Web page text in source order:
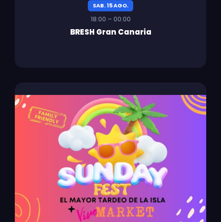
SAB. 15 AGO.
18:00 – 00:00
BRESH Gran Canaria